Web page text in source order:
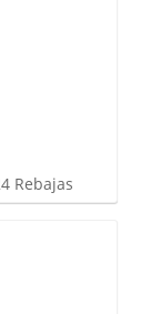
Rebajas